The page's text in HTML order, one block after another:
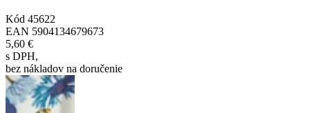
Kód 45622
EAN 5904134679673
5,60 €
s DPH,
bez nákladov na doručenie